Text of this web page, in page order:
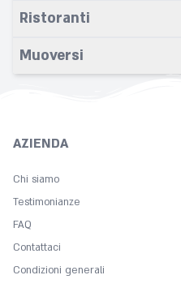
Bathrobe
Bike rental service
Bowling
Cleaning
Coffee
Concierge
Cot
Desk
Ristoranti
Muoversi
AZIENDA
Chi siamo
Testimonianze
FAQ
Contattaci
Condizioni generali